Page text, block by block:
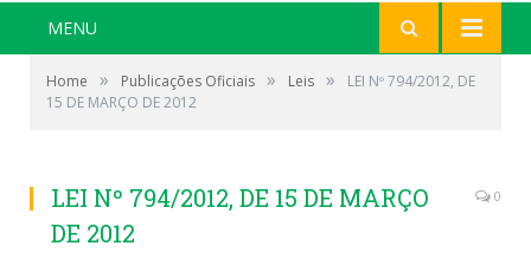
MENU
Home » Publicações Oficiais » Leis »
LEI Nº 794/2012, DE
15 DE MARÇO DE 2012
LEI Nº 794/2012, DE 15 DE MARÇO
DE 2012
0